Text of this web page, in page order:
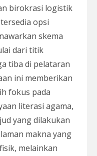
birokrasi logistik
opsi
skema
dari titik
tiba di pelataran
ini memberikan
fokus pada
literasi agama,
yang dilakukan
makna yang
melainkan